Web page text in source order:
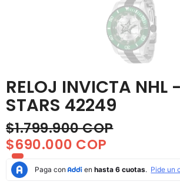
RELOJ INVICTA NHL
STARS 42249
$1.799.900 COP
$690.000 COP